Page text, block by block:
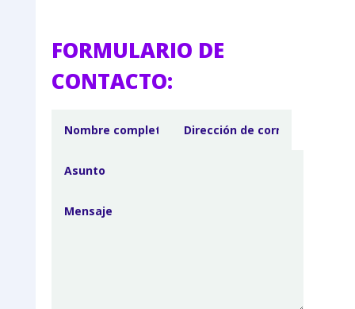
FORMULARIO DE
CONTACTO: